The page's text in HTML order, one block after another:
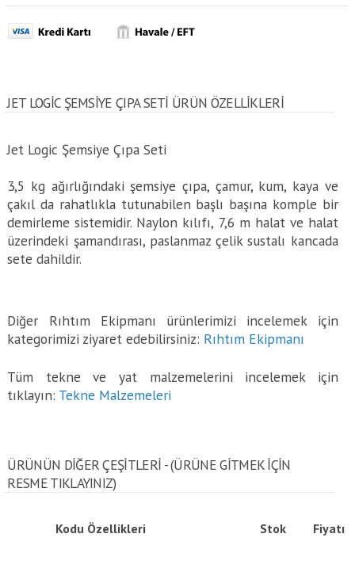
JET LOGIC ŞEMSIYE ÇIPA SETI ÜRÜN ÖZELLİKLERİ
Jet Logic Şemsiye Çıpa Seti
3,5 kg ağırlığındaki şemsiye çıpa, çamur, kum, kaya ve
çakıl da rahatlıkla tutunabilen başlı başına komple bir
demirleme sistemidir. Naylon kılıfı, 7,6 m halat ve halat
üzerindeki şamandırası, paslanmaz çelik sustalı kancada
sete dahildir.
Diğer Rıhtım Ekipmanı ürünlerimizi incelemek için
kategorimizi ziyaret edebilirsiniz: Rıhtım Ekipmanı
Tüm tekne ve yat malzemelerini incelemek için
tıklayın: Tekne Malzemeleri
ÜRÜNÜN DİĞER ÇEŞİTLERİ - (ÜRÜNE GITMEK IÇIN
RESME TIKLAYINIZ)
Kodu Özellikleri Stok Fiyatı